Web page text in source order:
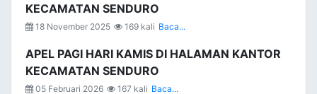
KECAMATAN SENDURO
18 November 2025 169 kali Baca...
APEL PAGI HARI KAMIS DI HALAMAN KANTOR
KECAMATAN SENDURO
05 Februari 2026 167 kali Baca...